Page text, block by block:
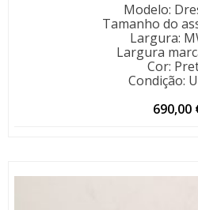
Modelo:
Tamanho do
Largura:
Largura
Cor:
Condição:
690,00